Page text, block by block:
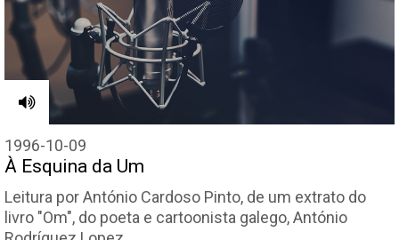
1996-10-09
À Esquina da Um
Leitura por António Cardoso Pinto, de um extrato do
livro "Om", do poeta e cartoonista galego, António